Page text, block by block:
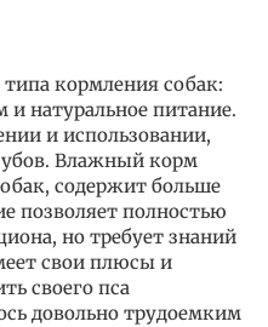
кормления собак:
натуральное питание.
и использовании,
Влажный корм
содержит больше
позволяет полностью
но требует знаний
свои плюсы и
своего пса
довольно трудоемким